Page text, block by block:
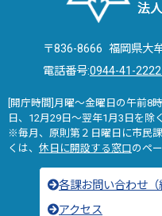
〒836-8666 福岡県大
電話番号:0944-41-2222
[開庁時間]月曜～金曜日の午前8
日、12月29日～翌年1月3日を除く
※毎月、原則第２日曜日に市民
くは、 休日に開設する窓口のペ
各課お問い合わせ（
アクセス